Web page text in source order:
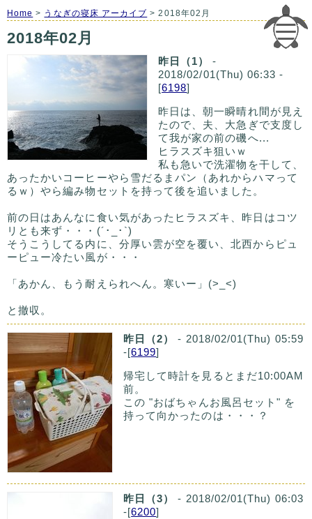
Home > うなぎの寝床 アーカイブ > 2018年02月
2018年02月
昨日（1）
-
2018/02/01(Thu) 06:33 -
[6198]
昨日は、朝一瞬晴れ間が見え
たので、夫、大急ぎで支度し
て我が家の前の磯へ...
ヒラスズキ狙いｗ
私も急いで洗濯物を干して、
あったかいコーヒーやら雪だるまパン（あれからハマって
るｗ）やら編み物セットを持って後を追いました。
前の日はあんなに食い気があったヒラスズキ、昨日はコツ
リとも来ず・・・(´･_･`)
そうこうしてる内に、分厚い雲が空を覆い、北西からピュ
ーピュー冷たい風が・・・
「あかん、もう耐えられへん。寒いー」(>_<)
と撤収。
昨日（2）
- 2018/02/01(Thu) 05:59
-[6199]
帰宅して時計を見るとまだ10:00AM
前。
この "おばちゃんお風呂セット" を
持って向かったのは・・・？
昨日（3）
- 2018/02/01(Thu) 06:03
-[6200]